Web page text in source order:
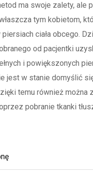
ma swoje zalety, ale
tym kobietom,
piersiach ciała obcego.
od pacjentki
i powiększonych
jest w stanie domyślić
temu również można
pobranie tkanki